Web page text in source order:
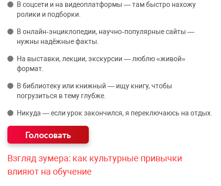
В соцсети и на видеоплатформы — там быстро нахожу
ролики и подборки.
В онлайн‑энциклопедии, научно‑популярные сайты —
нужны надёжные факты.
На выставки, лекции, экскурсии — люблю «живой»
формат.
В библиотеку или книжный — ищу книгу, чтобы
погрузиться в тему глубже.
Никуда — если урок закончился, я переключаюсь на отдых.
Взгляд зумера: как культурные привычки
влияют на обучение